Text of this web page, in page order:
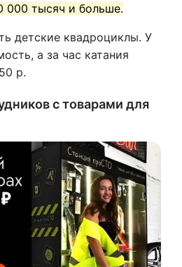
000 тысяч и больше.
детские квадроциклы. У
а за час катания
р.
с товарами для